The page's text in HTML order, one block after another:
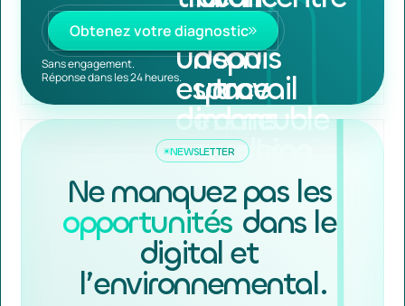
Obtenez votre diagnostic
Obtenez votre diagnostic
Sans engagement.
Réponse dans les 24 heures.
NEWSLETTER
Ne manquez pas les
opportunités dans le
digital et
l’environnemental.